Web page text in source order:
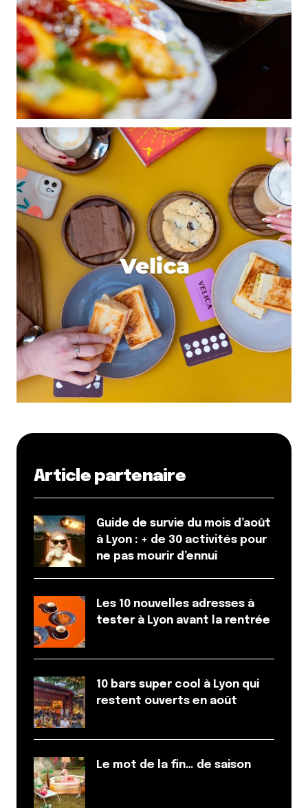
Article partenaire
Guide de survie du mois d’août
à Lyon : + de 30 activités pour
ne pas mourir d’ennui
Les 10 nouvelles adresses à
tester à Lyon avant la rentrée
10 bars super cool à Lyon qui
restent ouverts en août
Le mot de la fin… de saison